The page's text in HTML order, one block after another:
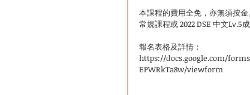
本課程的費用全免，亦無須按
常規課程或 2022 DSE 中文Lv.5
報名表格及詳情：
https://docs.google.com/forms/
EPWRkTa8w/viewform